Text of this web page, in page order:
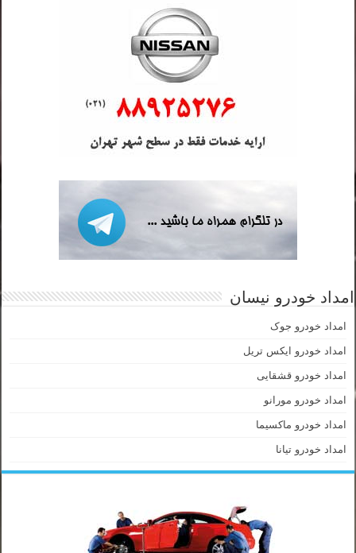
امداد خودرو نیسان
امداد خودرو جوک
امداد خودرو ایکس تریل
امداد خودرو قشقایی
امداد خودرو مورانو
امداد خودرو ماکسیما
امداد خودرو تیانا